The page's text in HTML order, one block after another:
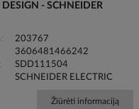
- SCHNEIDER
203767
3606481466242
SDD111504
SCHNEIDER ELECTRIC
Žiūrėti informaciją